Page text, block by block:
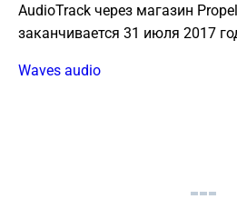
AudioTrack через магазин
заканчивается 31 июля 2017
Waves audio